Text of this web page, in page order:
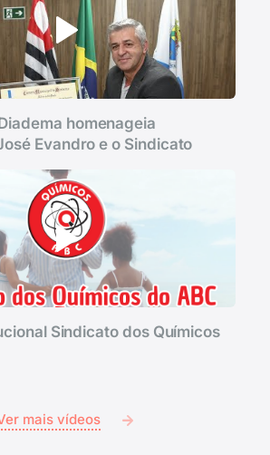
homenageia
Evandro e o Sindicato
Sindicato dos Químicos
mais vídeos